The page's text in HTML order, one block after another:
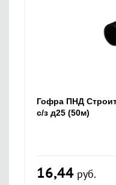
Гофра ПНД
с/з д25 (50м)
16,44 руб.